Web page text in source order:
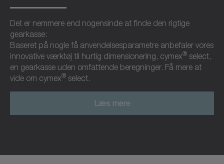
Det er nemmere end nogensinde at finde den rigtige
gearkasse:
Baseret på nogle få anvendelsesparametre anbefaler vores
innovative værktøj til hurtig dimensionering, cymex® select,
en gearkasse uden omfattende beregninger. Få mere at
vide om cymex® select.
Læs mere